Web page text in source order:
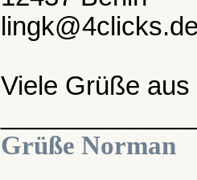
Viele Grüße aus
Grüße Norman